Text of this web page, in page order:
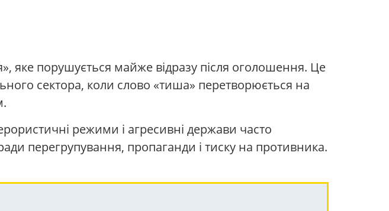
яке порушується майже відразу після оголошення. Це
сектора, коли слово «тиша» перетворюється на
режими і агресивні держави часто
перегрупування, пропаганди і тиску на противника.